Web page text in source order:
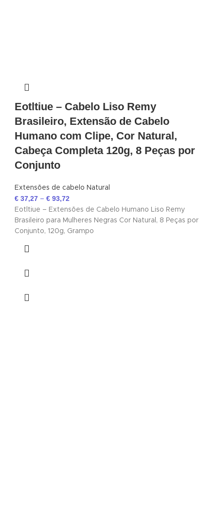
Eotltiue – Cabelo Liso Remy
Brasileiro, Extensão de Cabelo
Humano com Clipe, Cor Natural,
Cabeça Completa 120g, 8 Peças por
Conjunto
Extensões de cabelo Natural
€ 37,27 – € 93,72
Eotltiue – Extensões de Cabelo Humano Liso Remy
Brasileiro para Mulheres Negras Cor Natural, 8 Peças por
Conjunto, 120g, Grampo